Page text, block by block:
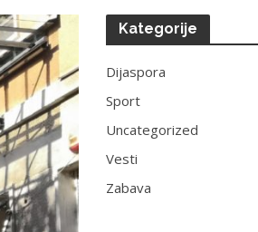
Kategorije
Dijaspora
Sport
Uncategorized
Vesti
Zabava